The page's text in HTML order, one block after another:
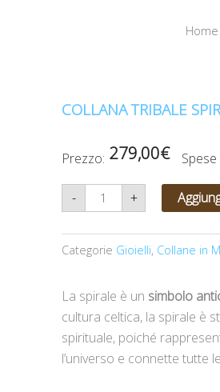
Home
COLLANA TRIBALE
Prezzo: 279,00€
- Collana
tribale
spirale
quantità
+
Categorie Gioielli, Collane in
La spirale è un simbolo
cultura celtica, la spirale è
spirituale, poiché
l’universo e connette tutte